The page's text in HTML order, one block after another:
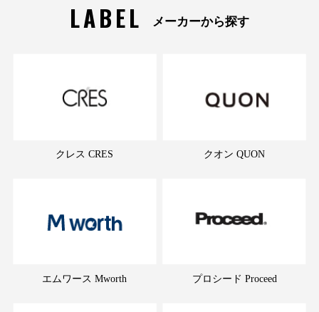
LABEL メーカーから探す
クレス CRES クオン QUON
エムワース Mworth プロシード Proceed